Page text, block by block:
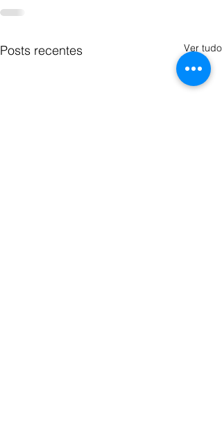
Posts recentes Ver tudo